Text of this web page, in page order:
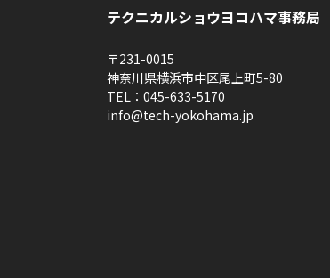
テクニカルショウヨコハマ事務局
〒231-0015
神奈川県横浜市中区尾上町5-80
TEL：045-633-5170
info@tech-yokohama.jp